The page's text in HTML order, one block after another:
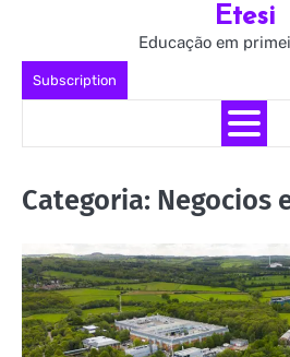
content
Subscription
Etesi
Educação em
Categoria: Negocios